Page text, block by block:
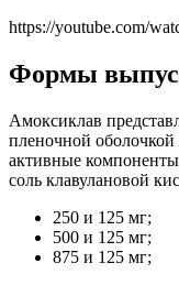
https://youtube.com/
Формы
Амоксиклав
пленочной
активные
соль клавулановой
250 и 125 мг;
500 и 125 мг;
875 и 125 мг;